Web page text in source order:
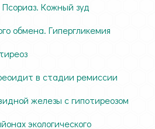
Кожный зуд
обмена. Гипергликемия
в стадии ремиссии
железы с гипотиреозом
экологического